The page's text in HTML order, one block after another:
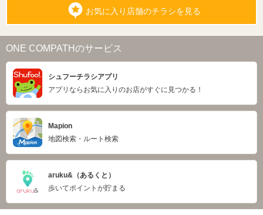
お気に入り店舗のチラシを見る
ONE COMPATHのサービス
シュフーチラシアプリ
アプリならお気に入りのお店がすぐに見つかる！
Mapion
地図検索・ルート検索
aruku&（あるくと）
歩いてポイントが貯まる